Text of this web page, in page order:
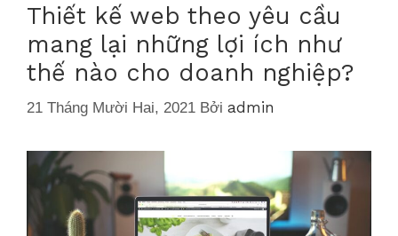
Thiết kế web theo yêu cầu
mang lại những lợi ích như
thế nào cho doanh nghiệp?
21 Tháng Mười Hai, 2021 Bởi admin